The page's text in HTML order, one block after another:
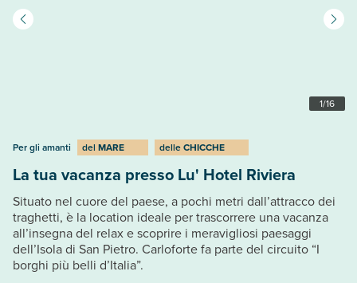
1/16
Per gli amanti del MARE delleCHICCHE
La tua vacanza presso Lu' Hotel Riviera
Situato nel cuore del paese, a pochi metri dall’attracco dei
traghetti, è la location ideale per trascorrere una vacanza
all’insegna del relax e scoprire i meravigliosi paesaggi
dell’Isola di San Pietro. Carloforte fa parte del circuito “I
borghi più belli d’Italia”.